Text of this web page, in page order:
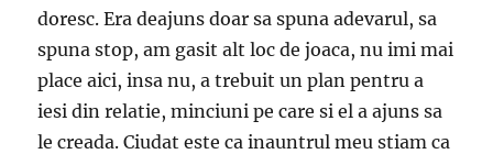
doresc. Era deajuns doar sa spuna adevarul, sa
spuna stop, am gasit alt loc de joaca, nu imi mai
place aici, insa nu, a trebuit un plan pentru a
iesi din relatie, minciuni pe care si el a ajuns sa
le creada. Ciudat este ca inauntrul meu stiam ca